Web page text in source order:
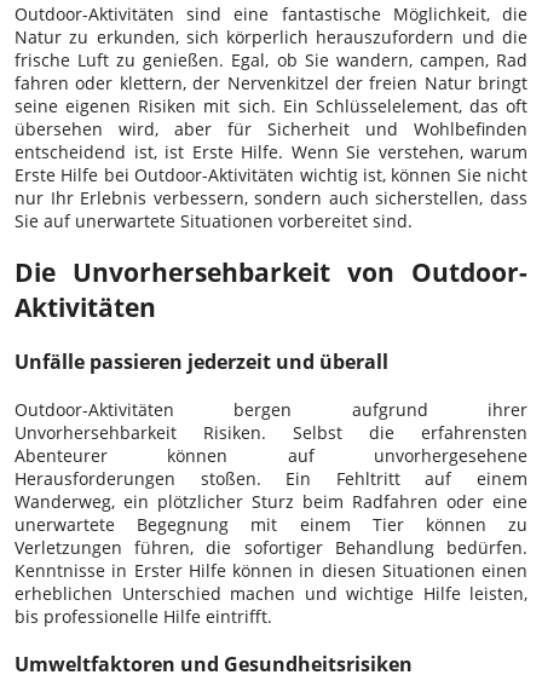
Outdoor-Aktivitäten sind eine fantastische Möglichkeit, die
Natur zu erkunden, sich körperlich herauszufordern und die
frische Luft zu genießen. Egal, ob Sie wandern, campen, Rad
fahren oder klettern, der Nervenkitzel der freien Natur bringt
seine eigenen Risiken mit sich. Ein Schlüsselelement, das oft
übersehen wird, aber für Sicherheit und Wohlbefinden
entscheidend ist, ist Erste Hilfe. Wenn Sie verstehen, warum
Erste Hilfe bei Outdoor-Aktivitäten wichtig ist, können Sie nicht
nur Ihr Erlebnis verbessern, sondern auch sicherstellen, dass
Sie auf unerwartete Situationen vorbereitet sind.
Die Unvorhersehbarkeit von Outdoor-
Aktivitäten
Unfälle passieren jederzeit und überall
Outdoor-Aktivitäten bergen aufgrund ihrer
Unvorhersehbarkeit Risiken. Selbst die erfahrensten
Abenteurer können auf unvorhergesehene
Herausforderungen stoßen. Ein Fehltritt auf einem
Wanderweg, ein plötzlicher Sturz beim Radfahren oder eine
unerwartete Begegnung mit einem Tier können zu
Verletzungen führen, die sofortiger Behandlung bedürfen.
Kenntnisse in Erster Hilfe können in diesen Situationen einen
erheblichen Unterschied machen und wichtige Hilfe leisten,
bis professionelle Hilfe eintrifft.
Umweltfaktoren und Gesundheitsrisiken